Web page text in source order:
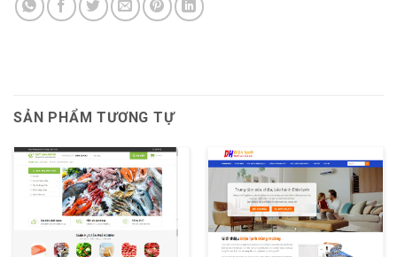
SẢN PHẨM TƯƠNG TỰ